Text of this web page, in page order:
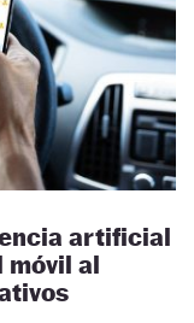
artificial
móvil al